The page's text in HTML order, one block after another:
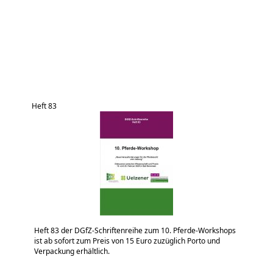
Heft 83
Heft 83 der DGfZ-Schriftenreihe zum 10. Pferde-Workshops
ist ab sofort zum Preis von 15 Euro zuzüglich Porto und
Verpackung erhältlich.